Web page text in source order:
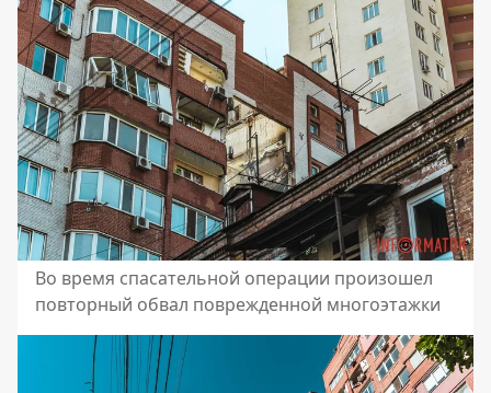
Во время спасательной операции произошел
повторный обвал поврежденной многоэтажки